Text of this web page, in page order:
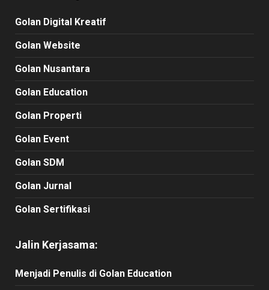
Golan Digital Kreatif
Golan Website
Golan Nusantara
Golan Education
Golan Properti
Golan Event
Golan SDM
Golan Jurnal
Golan Sertifikasi
Jalin Kerjasama:
Menjadi Penulis di Golan Education